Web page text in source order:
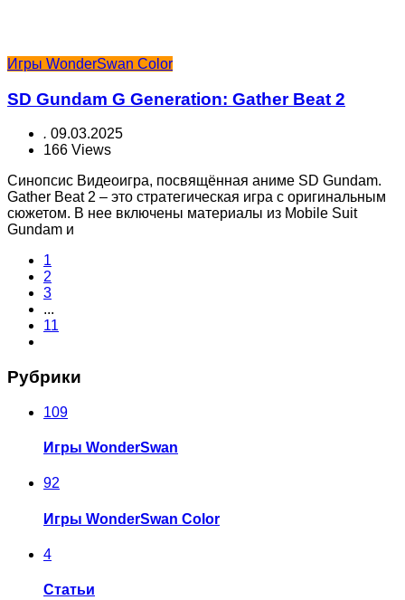
Игры WonderSwan Color
SD Gundam G Generation: Gather Beat 2
. 09.03.2025
166 Views
Синопсис Видеоигра, посвящённая аниме SD Gundam.
Gather Beat 2 – это стратегическая игра с оригинальным
сюжетом. В нее включены материалы из Mobile Suit
Gundam и
1
2
3
...
11
Рубрики
109
Игры WonderSwan
92
Игры WonderSwan Color
4
Статьи